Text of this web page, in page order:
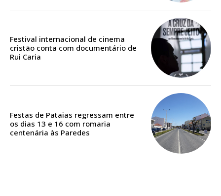
Acesso ao conteúdo online
Acesso aos conteúdos Exclusivos para
assinantes
Festival internacional de cinema
cristão conta com documentário de
Rui Caria
Festas de Pataias regressam entre
os dias 13 e 16 com romaria
centenária às Paredes